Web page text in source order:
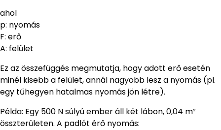
ahol
p: nyomás
F: erő
A: felület
Ez az összefüggés megmutatja, hogy adott erő esetén
minél kisebb a felület, annál nagyobb lesz a nyomás (pl.
egy tűhegyen hatalmas nyomás jön létre).
Példa: Egy 500 N súlyú ember áll két lábon, 0,04 m²
összterületen. A padlót érő nyomás: